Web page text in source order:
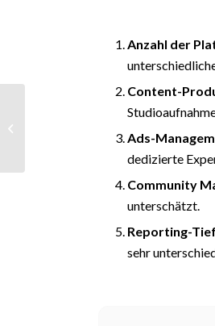
Anzahl der
Content-
Ads-
dedizierte
Community
unterschätzt.
Reporting-
sehr
unverwechselbar